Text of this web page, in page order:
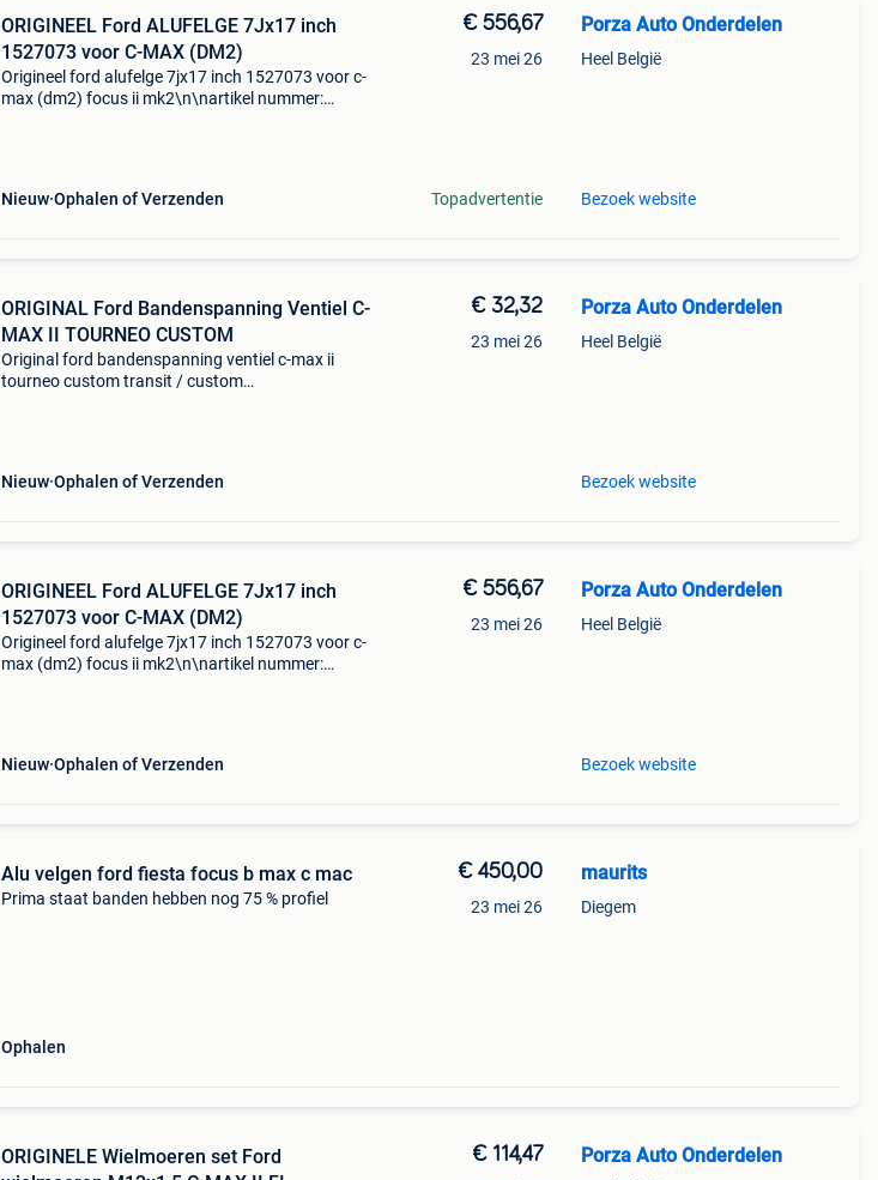
ORIGINEEL Ford ALUFELGE 7Jx17 inch
1527073 voor C-MAX (DM2)
Origineel ford alufelge 7jx17 inch 1527073 voor c-
max (dm2) focus ii mk2\n\nartikel nummer:
Nieuw Ophalen of Verzenden
€ 556,67
23 mei 26
Topadvertentie
Porza Auto Onderdelen
Heel België
Bezoek website
ORIGINAL Ford Bandenspanning Ventiel C-
MAX II TOURNEO CUSTOM
Original ford bandenspanning ventiel c-max ii
tourneo custom transit / custom
Nieuw Ophalen of Verzenden
€ 32,32
23 mei 26
Porza Auto Onderdelen
Heel België
Bezoek website
ORIGINEEL Ford ALUFELGE 7Jx17 inch
1527073 voor C-MAX (DM2)
Origineel ford alufelge 7jx17 inch 1527073 voor c-
max (dm2) focus ii mk2\n\nartikel nummer:
Nieuw Ophalen of Verzenden
€ 556,67
23 mei 26
Porza Auto Onderdelen
Heel België
Bezoek website
Alu velgen ford fiesta focus b max c mac
Prima staat banden hebben nog 75 % profiel
Ophalen
€ 450,00
23 mei 26
maurits
Diegem
ORIGINELE Wielmoeren set Ford
€ 114,47 Porza Auto Onderdelen